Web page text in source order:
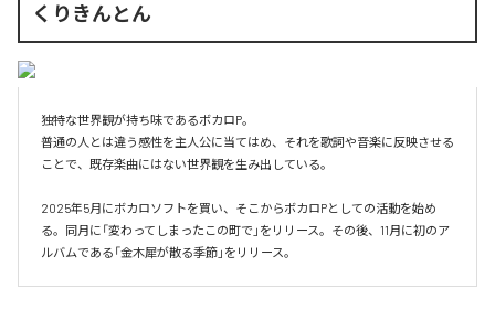
くりきんとん
独特な世界観が持ち味であるボカロP。
普通の人とは違う感性を主人公に当てはめ、それを歌詞や音楽に反映させる
ことで、既存楽曲にはない世界観を生み出している。
2025年5月にボカロソフトを買い、そこからボカロPとしての活動を始め
る。同月に「変わってしまったこの町で」をリリース。その後、11月に初のア
ルバムである「金木犀が散る季節」をリリース。